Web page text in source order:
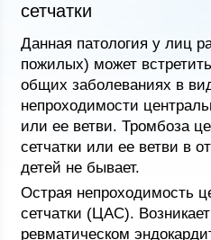
сетчатки
Данная патология у лиц
пожилых) может
общих заболеваниях в
непроходимости
или ее ветви. Тромбоза
сетчатки или ее ветви в
детей не бывает.
Острая непроходимость
сетчатки (ЦАС).
ревматическом